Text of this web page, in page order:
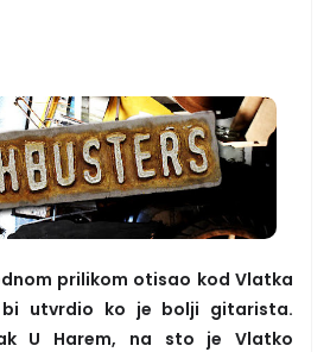
prilikom otisao kod Vlatka
bi utvrdio ko je bolji gitarista.
U Harem, na sto je Vlatko